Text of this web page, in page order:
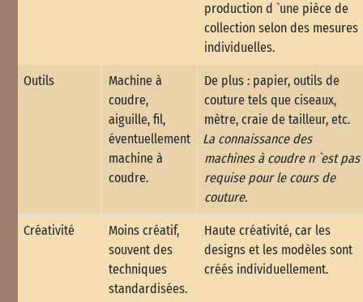
production d `une pièce de
collection selon des mesures
individuelles.
Outils
Machine à
coudre,
aiguille, fil,
éventuellement
machine à
coudre.
De plus : papier, outils de
couture tels que ciseaux,
mètre, craie de tailleur, etc.
La connaissance des
machines à coudre n `est pas
requise pour le cours de
couture.
Créativité
Moins créatif,
souvent des
techniques
standardisées.
Haute créativité, car les
designs et les modèles sont
créés individuellement.